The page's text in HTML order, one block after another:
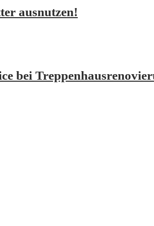
ausnutzen!
bei